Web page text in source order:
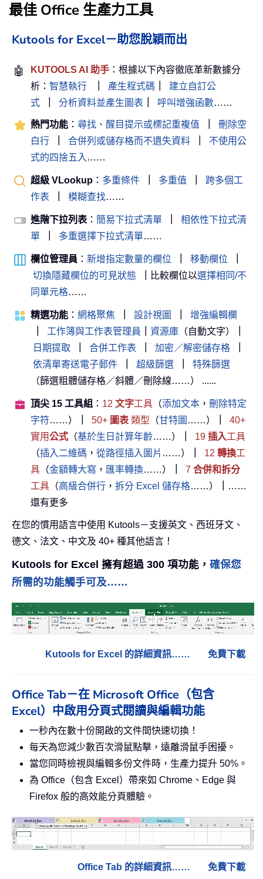
最佳 Office 生產力工具
Kutools for Excel－助您脫穎而出
🤖 KUTOOLS AI 助手 ：根據以下內容徹底革新數據分
析： 智慧執行 產生程式碼
建立自訂公
式
分析資料並產生圖表 呼叫增強函數……
熱門功能 ： 尋找、醒目提示或標記重複值
刪除空
白行
合併列或儲存格而不遺失資料
不使用公
式的四捨五入 ……
超級 VLookup ： 多重條件 多重值
跨多個工
作表
模糊查找……
進階下拉列表 ： 簡易下拉式清單
相依性下拉式清
單
多重選擇下拉式清單……
欄位管理員 ： 新增指定數量的欄位 移動欄位
切換隱藏欄位的可見狀態
比較欄位以選擇相同/不
同單元格……
精選功能 ： 網格聚焦 設計視圖
增強編輯欄
工作簿與工作表管理員 資源庫 （自動文字）
日期提取
合併工作表 加密／解密儲存格
依清單寄送電子郵件
超級篩選
特殊篩選
（篩選粗體儲存格／斜體／刪除線……） ......
頂尖 15 工具組 ： 12 文字工具 （添加文本 ， 刪除特定
字符……） 50+ 圖表 類型 （甘特圖 ……）
40+
實用公式 （基於生日計算年齡……） 19 插入工具
（插入二維碼 ， 從路徑插入圖片 ……） 12 轉換工
具 （金額轉大寫 ， 匯率轉換……） 7 合併和拆分
工具 （高級合併行 ， 拆分 Excel 儲存格……）
……
還有更多
在您的慣用語言中使用 Kutools－支援英文、西班牙文、
德文、法文、中文及 40+ 種其他語言！
Kutools for Excel 擁有超過 300 項功能， 確保您
所需的功能觸手可及……
Kutools for Excel 的詳細資訊…… 免費下載
Office Tab－在 Microsoft Office（包含
Excel）中啟用分頁式閱讀與編輯功能
一秒內在數十份開啟的文件間快速切換！
每天為您減少數百次滑鼠點擊，遠離滑鼠手困擾。
當您同時檢視與編輯多份文件時，生產力提升 50%。
為 Office（包含 Excel）帶來如 Chrome、Edge 與
Firefox 般的高效能分頁體驗。
Office Tab 的詳細資訊…… 免費下載